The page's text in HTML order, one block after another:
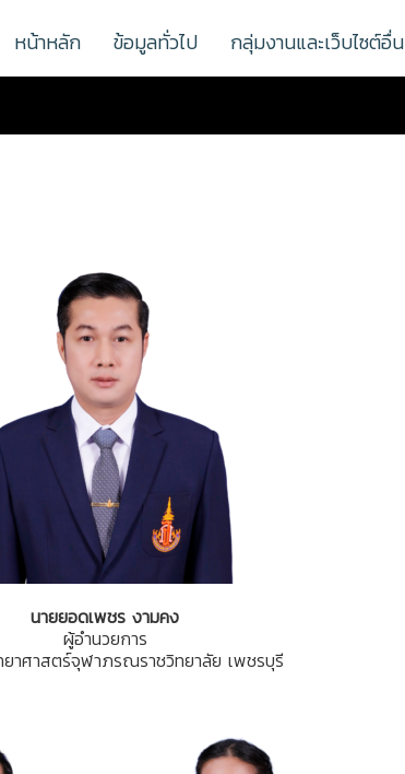
หน้าหลัก ข้อมูลทั่วไป กลุ่มงานและเว็บไซต์อื่น
นายยอดเพชร งามคง
ผู้อำนวยการ
ยาศาสตร์จุฬาภรณราชวิทยาลัย เพชรบุรี